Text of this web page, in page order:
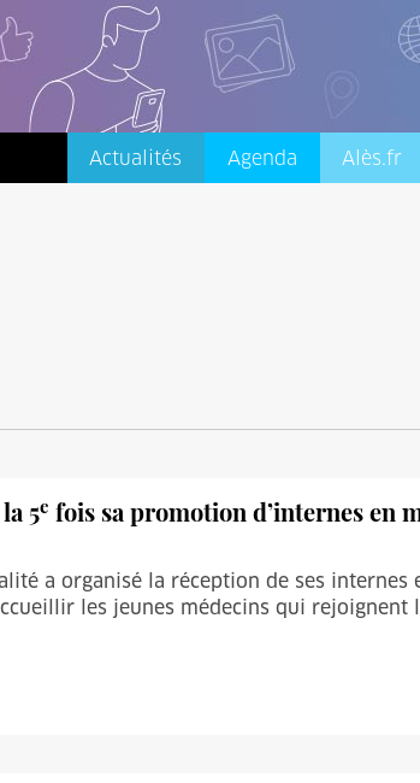
Actualités Agenda Alès.fr
5e fois sa promotion d’internes en
a organisé la réception de ses internes
les jeunes médecins qui rejoignent